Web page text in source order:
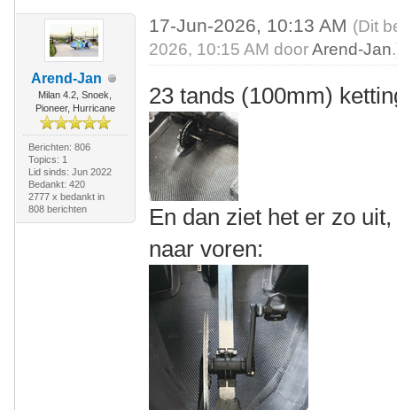
Arend-Jan
Milan 4.2, Snoek,
Pioneer, Hurricane
Berichten: 806
Topics: 1
Lid sinds: Jun 2022
Bedankt: 420
2777 x bedankt in
808 berichten
17-Jun-2026, 10:13 AM (Dit
2026, 10:15 AM doorArend-Jan
23 tands (100mm)
En dan ziet het er zo
naar voren: